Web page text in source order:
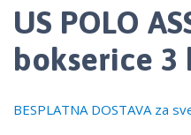
US POLO
bokserice 3
BESPLATNA DOSTAVA za